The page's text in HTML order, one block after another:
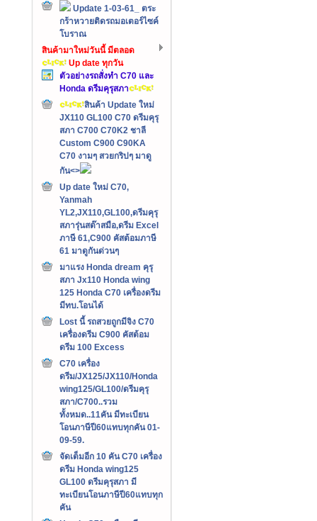
Update 1-03-61_ ตระ
กร้าหวายติดรถมอเตอร์ไซค์
โบราณ
สินค้ามาใหม่วันนี้ มีตลอด
Up date ทุกวัน
ตัวอย่างรถสั่งทำ C70 และ
Honda ดรีมคุรุสภา
สินค้า Update ใหม่
JX110 GL100 C70 ดรีมคุรุ
สภา C700 C70K2 ชาลี
Custom C900 C90KA
C70 งามๆ สวยกริปๆ มาดู
กัน<>
Up date ใหม่ C70,
Yanmah
YL2,JX110,GL100,ดรีมคุรุ
สภารุ่นสต๊าสมือ,ดรีม Excel
ภาษี 61,C900 คัสต้อมภาษี
61 มาดูกันด่วนๆ
มาแรง Honda dream คุรุ
สภา Jx110 Honda wing
125 Honda C70 เครื่องดรีม
มีทบ.โอนได้
Lost นี้ รถสวยถูกมีจิง C70
เครื่องดรีม C900 คัสต้อม
ดรีม 100 Excess
C70 เครื่อง
ดรีม/JX125/JX110/Honda
wing125/GL100/ดรีมคุรุ
สภา/C700..รวม
ทั้งหมด..11คัน มีทะเบียน
โอนภาษีปี60แทบทุกคัน 01-
09-59.
จัดเต็มอีก 10 คัน C70 เครื่อง
ดรีม Honda wing125
GL100 ดรีมคุรุสภา มี
ทะเบียนโอนภาษีปี60แทบทุก
คัน